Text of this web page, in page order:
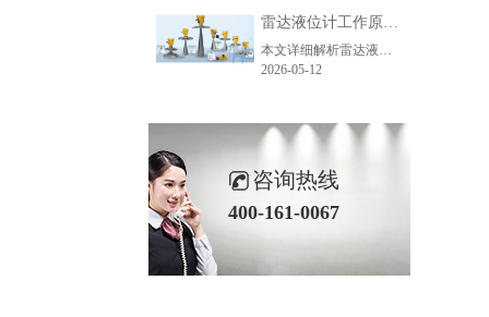
雷达液位计工作原理_精准测量储罐液位的方法-毫米级精度保障
本文详细解析雷达液位计精准测量的核心原理、主流技术、关键步骤及应用场景，助力企业了解雷达液位计工作逻辑，选型适配各类储罐测量需求。
2026-05-12
咨询热线
400-161-0067